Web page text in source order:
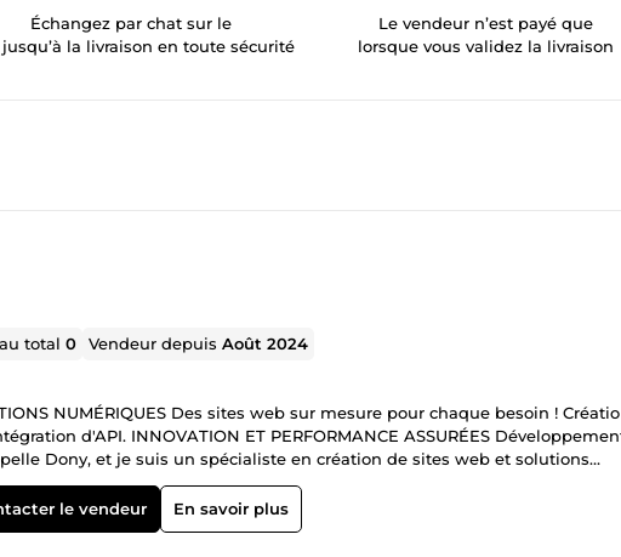
Échangez par chat sur le
la livraison en toute sécurité
Le vendeur n’est payé que
lorsque vous validez la livraison
total0 Vendeur depuisAoût 2024
NUMÉRIQUES Des sites web sur mesure pour chaque besoin !
d'API. INNOVATION ET PERFORMANCE ASSURÉES
Dony, et je suis un spécialiste en création de sites web et solutions
de sites vitrines, e-commerce, applications web et intégration d'API,
spécifiques. Que vous ayez besoin d'un site pour présenter votre
web fonctionnelle, je suis là pour transformer vos idées en
le vendeur En savoir plus